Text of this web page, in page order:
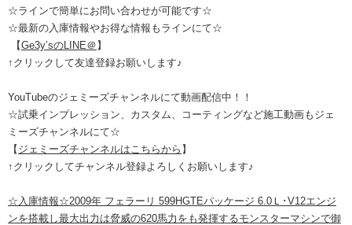
☆ラインで簡単にお問い合わせが可能です☆
☆最新の入庫情報やお得な情報もラインにて☆
【Ge3y’sのLINE＠ 】
↑ クリックして友達登録お願いします♪
YouTubeのジェミーズチャンネルにて動画配信中！！
☆試乗インプレッション、カスタム、コーティングなど施工動画もジェ
ミーズチャンネルにて☆
【 ジェミーズチャンネルはこちらから 】
↑クリックしてチャンネル登録よろしくお願いします♪
☆入庫情報☆2009年 フェラーリ 599HGTEパッケージ 6.0Ｌ･V12エンジ
ンを搭載し最大出力は脅威の620馬力をも発揮するモンスターマシンで御